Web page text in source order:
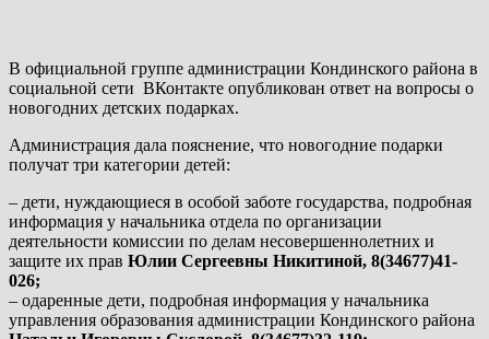
В официальной группе администрации Кондинского района в
социальной сети ВКонтакте опубликован ответ на вопросы о
новогодних детских подарках.
Администрация дала пояснение, что новогодние подарки
получат три категории детей:
– дети, нуждающиеся в особой заботе государства, подробная
информация у начальника отдела по организации
деятельности комиссии по делам несовершеннолетних и
защите их прав Юлии Сергеевны Никитиной, 8(34677)41-
026;
– одаренные дети, подробная информация у начальника
управления образования администрации Кондинского района